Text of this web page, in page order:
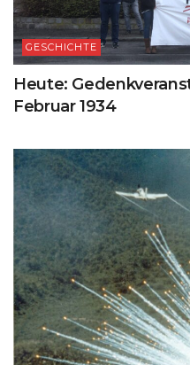
GESCHICHTE
Heute:
Februar 1934